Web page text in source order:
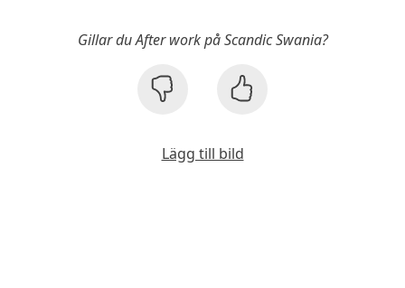
Gillar du After work på Scandic Swania?
Lägg till bild